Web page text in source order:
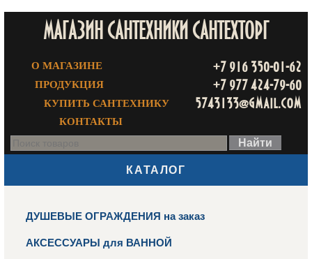
МАГАЗИН САНТЕХНИКИ САНТЕХТОРГ
О МАГАЗИНЕ
ПРОДУКЦИЯ
КУПИТЬ САНТЕХНИКУ
КОНТАКТЫ
+7 916 350-01-62
+7 977 424-79-60
5743133@gmail.com
КАТАЛОГ
ДУШЕВЫЕ ОГРАЖДЕНИЯ на заказ
АКСЕССУАРЫ для ВАННОЙ